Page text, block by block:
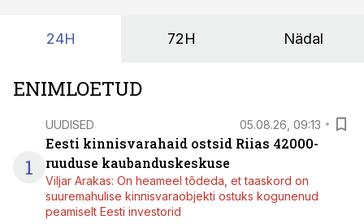
24H 72H Nädal
ENIMLOETUD
1
UUDISED 05.08.26, 09:13
Eesti kinnisvarahaid ostsid Riias 42000-
ruuduse kaubanduskeskuse
Viljar Arakas: On heameel tõdeda, et taaskord on
suuremahulise kinnisvaraobjekti ostuks kogunenud
peamiselt Eesti investorid